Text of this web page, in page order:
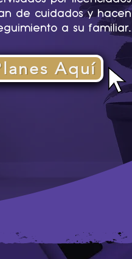
de cuidados y hacen
a su familiar.
Aquí